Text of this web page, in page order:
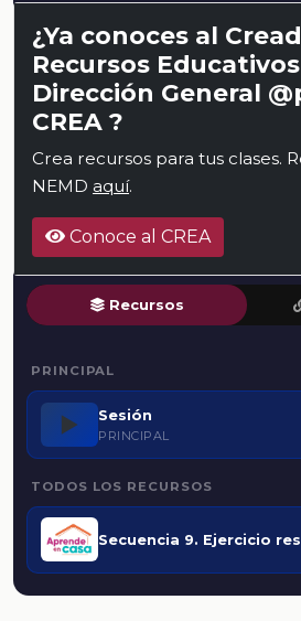
¿Ya conoces al
Recursos
Dirección General
CREA ?
Crea recursos para tus clases.
NEMD aquí.
Conoce al CREA
Recursos
PRINCIPAL
▶️ Sesión
PRINCIPAL
TODOS LOS RECURSOS